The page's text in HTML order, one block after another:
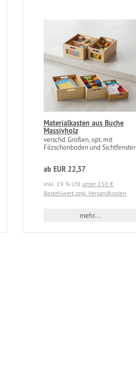
Materialkasten aus Buche
Massivholz
verschd. Größen, opt. mit
Filzschonboden und Sichtfenster
ab EUR 22,37
inkl. 19 % USt unter 150 €
Bestellwert zzgl. Versandkosten
mehr...